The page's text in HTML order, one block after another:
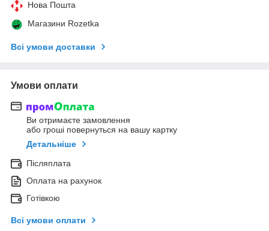
Нова Пошта
Магазини Rozetka
Всі умови доставки
Умови оплати
Ви отримаєте замовлення
або гроші повернуться на вашу картку
Детальніше
Післяплата
Оплата на рахунок
Готівкою
Всі умови оплати